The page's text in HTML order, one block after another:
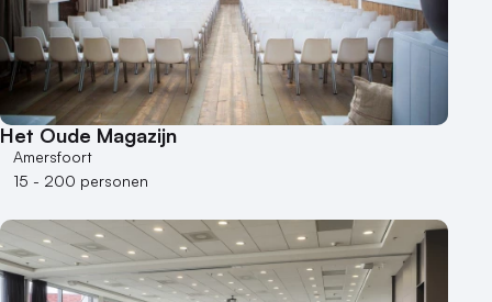
Het Oude Magazijn
Amersfoort
15 - 200 personen